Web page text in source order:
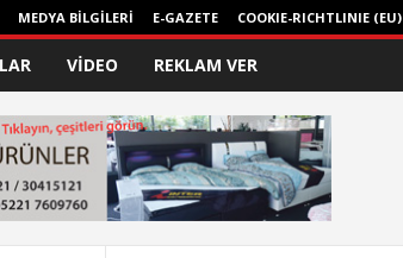
MEDYA BİLGİLERİ E-GAZETE COOKIE-RICHTLINIE (EU)
VİDEO REKLAM VER